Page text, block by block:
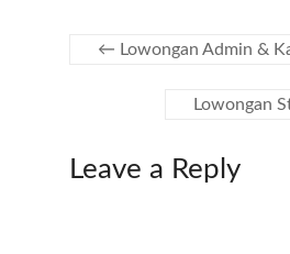
← Lowongan Admin &
Lowongan
Leave a Reply